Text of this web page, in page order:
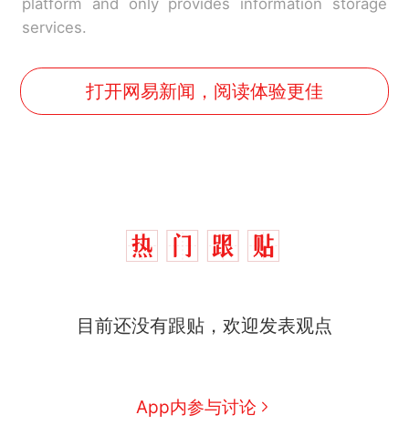
services.
打开网易新闻，阅读体验更佳
目前还没有跟贴，欢迎发表观点
App内参与讨论
人生
新 制裁瓜子饺子，美国怕什
么？